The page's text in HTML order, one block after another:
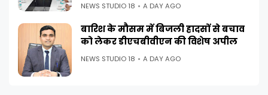
NEWS STUDIO 18 A DAY AGO
बारिश के मौसम में बिजली हादसों से बचाव
को लेकर डीएचबीवीएन की विशेष अपील
NEWS STUDIO 18 A DAY AGO